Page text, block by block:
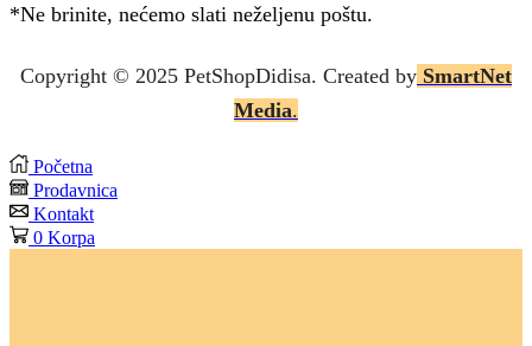
*Ne brinite, nećemo slati neželjenu poštu.
Copyright © 2025 PetShopDidisa. Created by SmartNet
Media.
Početna
Prodavnica
Kontakt
0 Korpa